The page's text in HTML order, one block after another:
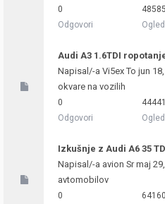
0
Odgovori
48585
Audi A3 1.6TDI
Napisal/-a Vi5exTo jun
okvare na vozilih
0
Odgovori
44441
Izkušnje z Audi A6 35
Napisal/-a avion Sr maj
avtomobilov
0
64160